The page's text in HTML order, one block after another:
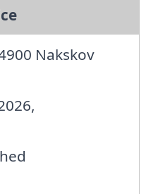
Nakskov